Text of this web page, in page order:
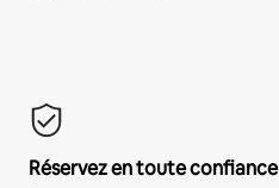
Réservez en toute confiance